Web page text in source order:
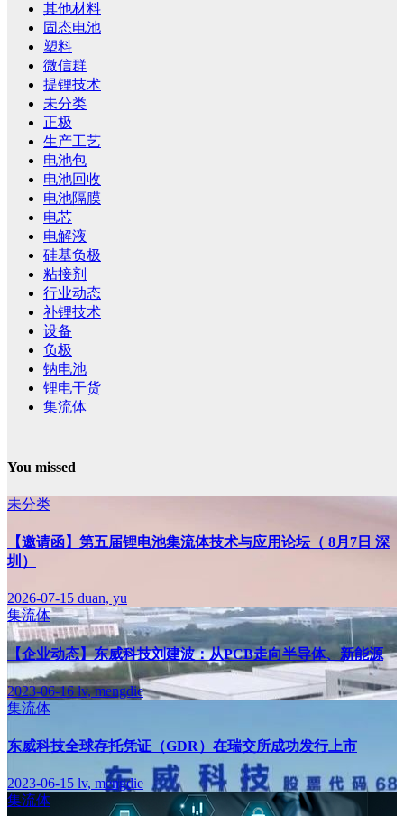
其他材料
固态电池
塑料
微信群
提锂技术
未分类
正极
生产工艺
电池包
电池回收
电池隔膜
电芯
电解液
硅基负极
粘接剂
行业动态
补锂技术
设备
负极
钠电池
锂电干货
集流体
You missed
未分类
【邀请函】第五届锂电池集流体技术与应用论坛（ 8月7日 深
圳）
2026-07-15 duan, yu
集流体
【企业动态】东威科技刘建波：从PCB走向半导体、新能源
2023-06-16lv, mengdie
集流体
东威科技全球存托凭证（GDR）在瑞交所成功发行上市
2023-06-15 lv, mengdie
集流体